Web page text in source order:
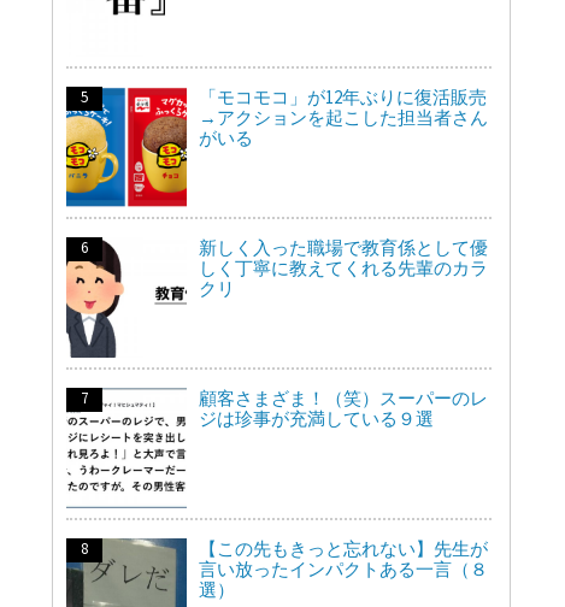
「モコモコ」が12年ぶりに復活販売
→アクションを起こした担当者さん
がいる
新しく入った職場で教育係として優
しく丁寧に教えてくれる先輩のカラ
クリ
顧客さまざま！（笑）スーパーのレ
ジは珍事が充満している９選
【この先もきっと忘れない】先生が
言い放ったインパクトある一言（８
選）